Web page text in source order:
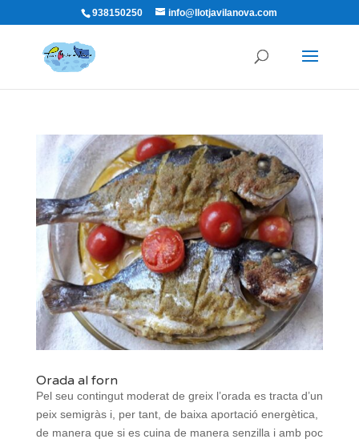
938150250 info@llotjavilanova.com
Orada al forn
Pel seu contingut moderat de greix l’orada es tracta d’un
peix semigràs i, per tant, de baixa aportació energètica,
de manera que si es cuina de manera senzilla i amb poc